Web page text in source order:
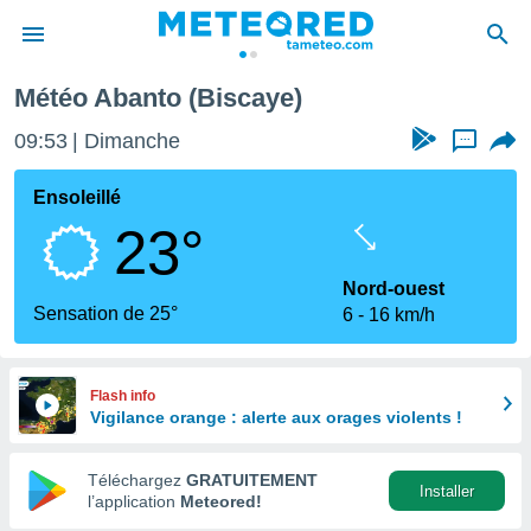
de
Météo Abanto (Biscaye)
09:53 Dimanche ...
Ensoleillé
23°
Sensation de 25°
Nord-ouest
6
16 km/h
Flash info
Vigilance orange : alerte aux orages violents !
Téléchargez GRATUITEMENT
l’application Meteored!
Installer